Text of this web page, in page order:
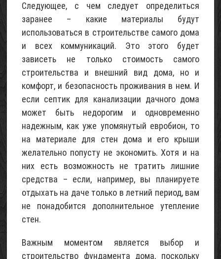
Следующее, с чем следует определиться
заранее – какие материалы будут
использоваться в строительстве самого дома
и всех коммуникаций. Это этого будет
зависеть не только стоимость самого
строительства и внешний вид дома, но и
комфорт, и безопасность проживания в нем. И
если септик для канализации дачного дома
может быть недорогим и одновременно
надежным, как уже упомянутый евробион, то
на материале для стен дома и его крыши
желательно попусту не экономить. Хотя и на
них есть возможность не тратить лишние
средства – если, например, вы планируете
отдыхать на даче только в летний период, вам
не понадобится дополнительное утепление
стен.
Важным моментом является выбор и
строительство фундамента дома, поскольку